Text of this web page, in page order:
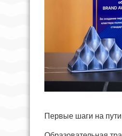
Первые шаги на